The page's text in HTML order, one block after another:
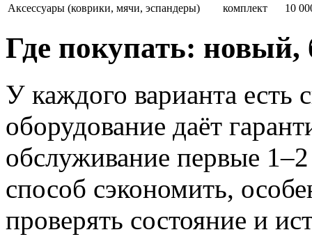
Аксессуары (коврики, мячи, эспандеры)
комплект 10
Где покупать: новый,
У каждого варианта
оборудование даёт
обслуживание первые
способ сэкономить,
проверять состояние и